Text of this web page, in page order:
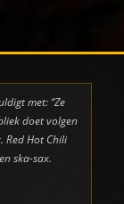
met: “Ze
doet volgen
Red Hot Chili
ska-sax.